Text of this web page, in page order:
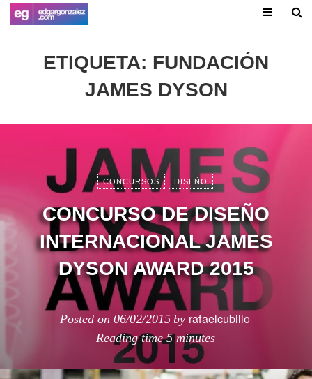
ETIQUETA: FUNDACIÓN
JAMES DYSON
CONCURSOS DISEÑO
CONCURSO DE DISEÑO
INTERNACIONAL JAMES
DYSON AWARD 2015
Posted on 06/02/2015 by rafaelcubillo
Reading time5 minutes